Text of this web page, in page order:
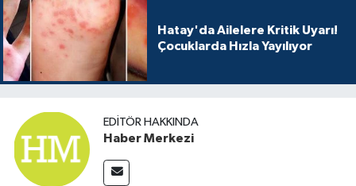
Hatay'da Ailelere Kritik Uyarı!
Çocuklarda Hızla Yayılıyor
EDITÖR HAKKINDA
Haber Merkezi